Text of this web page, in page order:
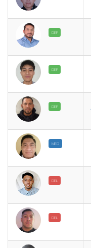
DEF
DEF
DEF
MED
DEL
DEL